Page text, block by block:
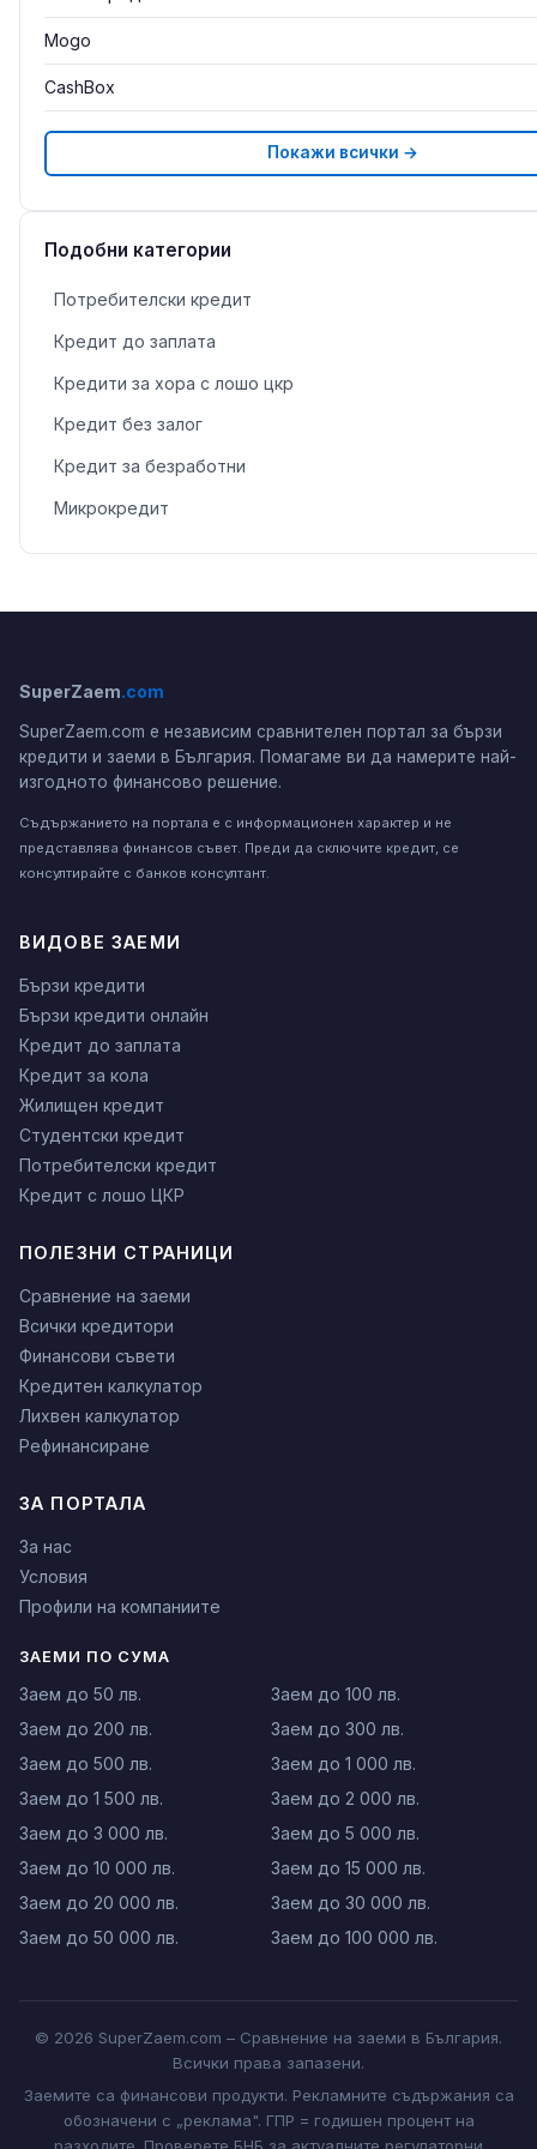
Mogo
CashBox
Покажи всички →
Подобни категории
Потребителски кредит
Кредит до заплата
Кредити за хора с лошо цкр
Кредит без залог
Кредит за безработни
Микрокредит
SuperZaem.com
SuperZaem.com е независим сравнителен портал за бързи
кредити и заеми в България. Помагаме ви да намерите най-
изгодното финансово решение.
Съдържанието на портала е с информационен характер и не
представлява финансов съвет. Преди да сключите кредит, се
консултирайте с банков консултант.
ВИДОВЕ ЗАЕМИ
Бързи кредити
Бързи кредити онлайн
Кредит до заплата
Кредит за кола
Жилищен кредит
Студентски кредит
Потребителски кредит
Кредит с лошо ЦКР
ПОЛЕЗНИ СТРАНИЦИ
Сравнение на заеми
Всички кредитори
Финансови съвети
Кредитен калкулатор
Лихвен калкулатор
Рефинансиране
ЗА ПОРТАЛА
За нас
Условия
Профили на компаниите
ЗАЕМИ ПО СУМА
Заем до 50 лв.
Заем до 100 лв.
Заем до 200 лв.
Заем до 300 лв.
Заем до 500 лв.
Заем до 1 000 лв.
Заем до 1 500 лв.
Заем до 2 000 лв.
Заем до 3 000 лв.
Заем до 5 000 лв.
Заем до 10 000 лв.
Заем до 15 000 лв.
Заем до 20 000 лв.
Заем до 30 000 лв.
Заем до 50 000 лв.
Заем до 100 000 лв.
© 2026 SuperZaem.com – Сравнение на заеми в България.
Всички права запазени.
Заемите са финансови продукти. Рекламните съдържания са
обозначени с „реклама". ГПР = годишен процент на